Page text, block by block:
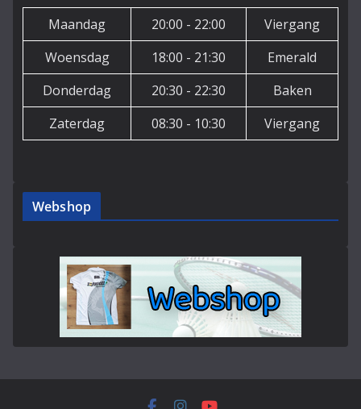
Maandag 20:00 - 22:00
Viergang
Woensdag
18:00 - 21:30
Emerald
Donderdag
20:30 - 22:30
Baken
Zaterdag
08:30 - 10:30 Viergang
Webshop